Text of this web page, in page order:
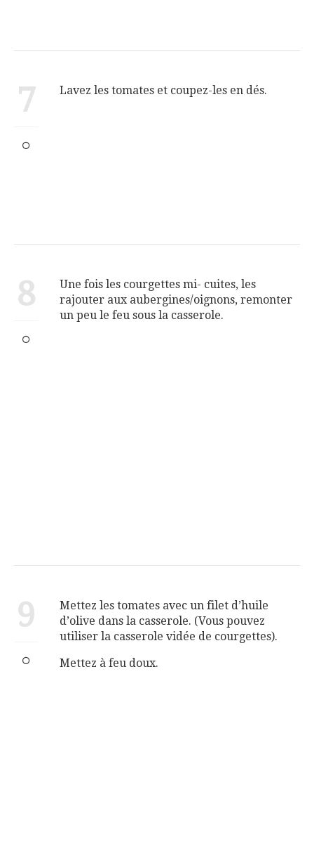
7 Lavez les tomates et coupez-les en dés.
8
Une fois les courgettes mi- cuites, les
rajouter aux aubergines/oignons, remonter
un peu le feu sous la casserole.
9
Mettez les tomates avec un filet d’huile
d’olive dans la casserole. (Vous pouvez
utiliser la casserole vidée de courgettes).
Mettez à feu doux.